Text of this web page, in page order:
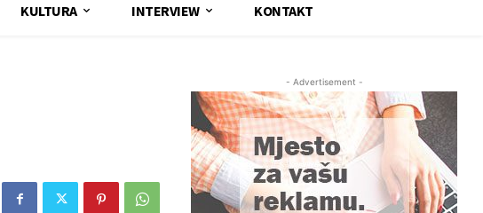
KULTURA INTERVIEW KONTAKT
- Advertisement -